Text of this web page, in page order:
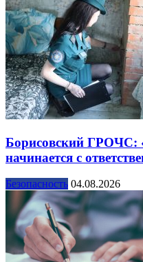
Борисовский ГРОЧС:
начинается с
Безопасность 04.08.2026